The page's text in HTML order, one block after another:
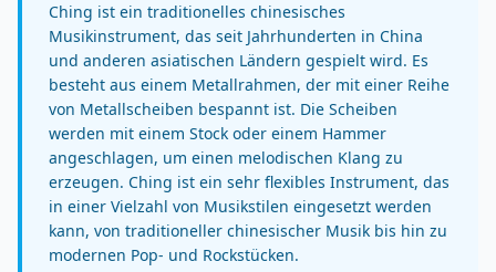
Ching ist ein traditionelles chinesisches
Musikinstrument, das seit Jahrhunderten in China
und anderen asiatischen Ländern gespielt wird. Es
besteht aus einem Metallrahmen, der mit einer Reihe
von Metallscheiben bespannt ist. Die Scheiben
werden mit einem Stock oder einem Hammer
angeschlagen, um einen melodischen Klang zu
erzeugen. Ching ist ein sehr flexibles Instrument, das
in einer Vielzahl von Musikstilen eingesetzt werden
kann, von traditioneller chinesischer Musik bis hin zu
modernen Pop- und Rockstücken.